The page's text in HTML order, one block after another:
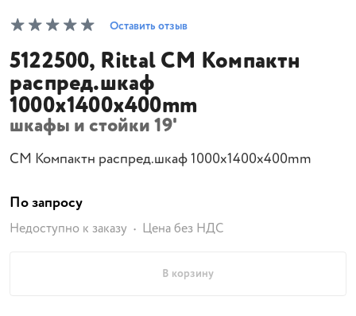
Оставить отзыв
5122500, Rittal CM Компактн
распред.шкаф
1000x1400x400mm
шкафы и стойки 19'
CM Компактн распред.шкаф 1000x1400x400mm
По запросу
Недоступно к заказу Цена без НДС
В корзину